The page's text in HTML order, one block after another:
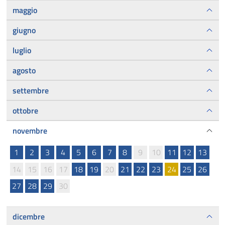
maggio
giugno
luglio
agosto
settembre
ottobre
novembre
1
2 3 4 5 6 7 8 9 10 11 12
13
14
15 16 17 18 19 20 21 22 23 24 25
26
27
28 29 30
dicembre